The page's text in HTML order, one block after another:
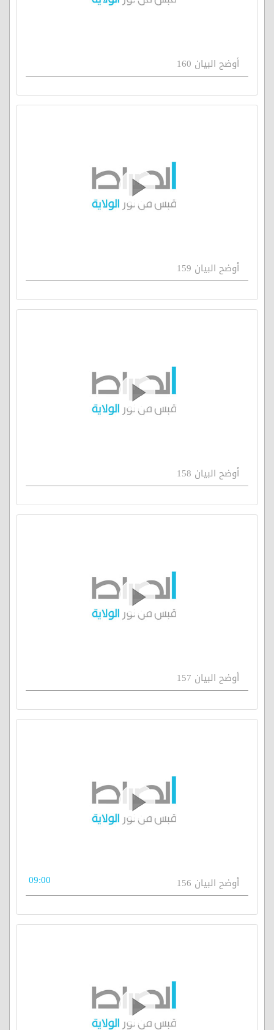
أوضح البيان 160
أوضح البيان 159
أوضح البيان 158
أوضح البيان 157
أوضح البيان 156 09:00